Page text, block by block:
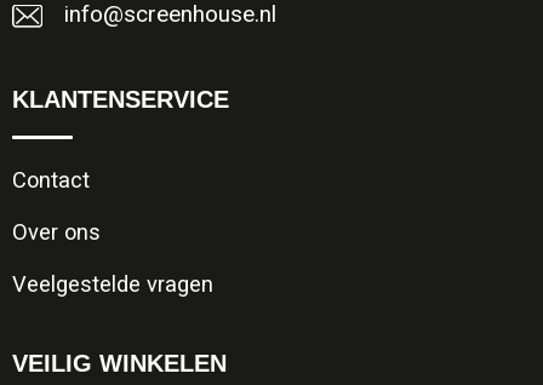
info@screenhouse.nl
KLANTENSERVICE
Contact
Over ons
Veelgestelde vragen
VEILIG WINKELEN